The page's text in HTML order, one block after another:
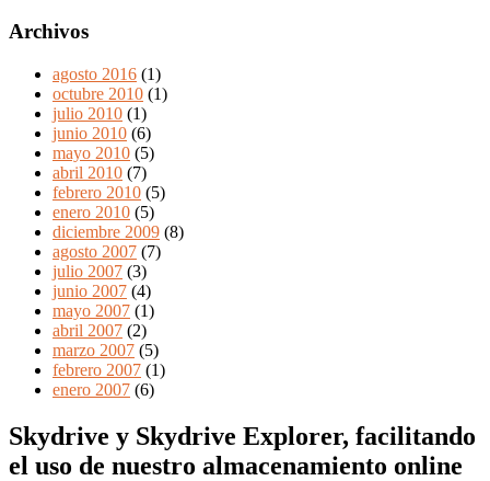
Archivos
agosto 2016 (1)
octubre 2010 (1)
julio 2010 (1)
junio 2010 (6)
mayo 2010 (5)
abril 2010 (7)
febrero 2010 (5)
enero 2010 (5)
diciembre 2009 (8)
agosto 2007 (7)
julio 2007 (3)
junio 2007 (4)
mayo 2007 (1)
abril 2007 (2)
marzo 2007 (5)
febrero 2007 (1)
enero 2007 (6)
Skydrive y Skydrive Explorer, facilitando
el uso de nuestro almacenamiento online